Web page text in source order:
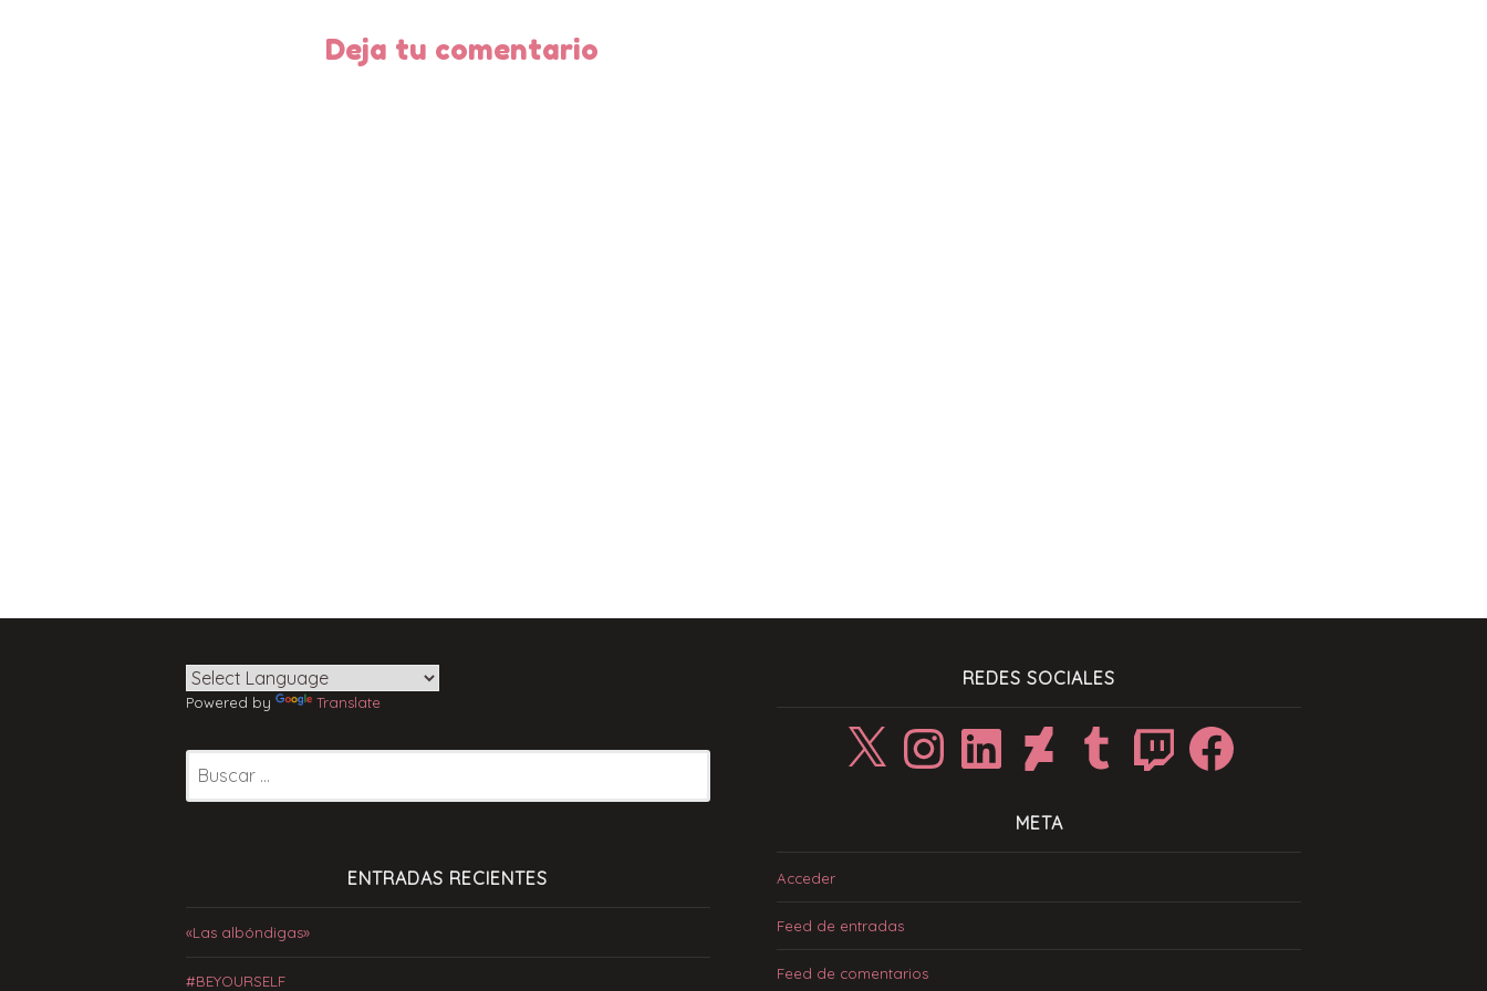
entradas
Deja tu comentario
Powered by Translate
ENTRADAS RECIENTES
«Las albóndigas»
#BEYOURSELF
REDES SOCIALES
InstagramLinkedIn DeviantArtTumblr Twitch Facebook
META
Acceder
Feed de entradas
Feed de comentarios